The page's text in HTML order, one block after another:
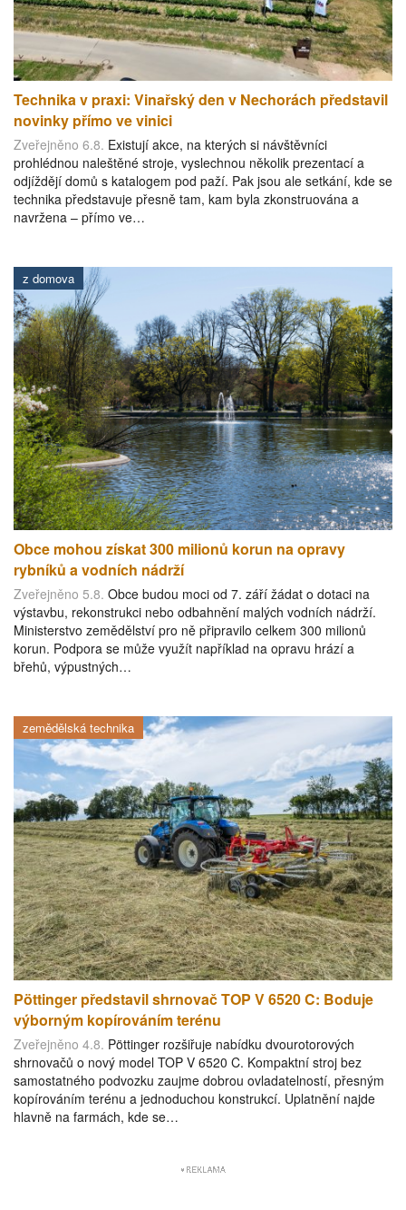
Technika v praxi: Vinařský den v Nechorách představil
novinky přímo ve vinici
Zveřejněno 6.8. Existují akce, na kterých si návštěvníci
prohlédnou naleštěné stroje, vyslechnou několik prezentací a
odjíždějí domů s katalogem pod paží. Pak jsou ale setkání, kde se
technika představuje přesně tam, kam byla zkonstruována a
navržena – přímo ve…
z domova
Obce mohou získat 300 milionů korun na opravy
rybníků a vodních nádrží
Zveřejněno 5.8. Obce budou moci od 7. září žádat o dotaci na
výstavbu, rekonstrukci nebo odbahnění malých vodních nádrží.
Ministerstvo zemědělství pro ně připravilo celkem 300 milionů
korun. Podpora se může využít například na opravu hrází a
břehů, výpustných…
zemědělská technika
Pöttinger představil shrnovač TOP V 6520 C: Boduje
výborným kopírováním terénu
Zveřejněno 4.8. Pöttinger rozšiřuje nabídku dvourotorových
shrnovačů o nový model TOP V 6520 C. Kompaktní stroj bez
samostatného podvozku zaujme dobrou ovladatelností, přesným
kopírováním terénu a jednoduchou konstrukcí. Uplatnění najde
hlavně na farmách, kde se…